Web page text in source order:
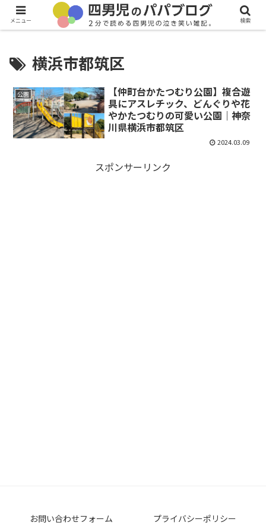
横浜市都筑区
公園
【仲町台かたつむり公園】複合遊
具にアスレチック、どんぐりや花
やかたつむりの可愛い公園｜神奈
川県横浜市都筑区
2024.03.09
スポンサーリンク
お問い合わせフォーム プライバシーポリシー
メニュー 検索